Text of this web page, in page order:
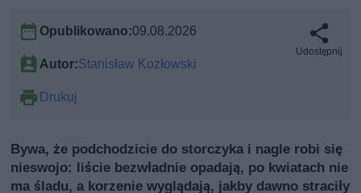
Opublikowano:09.08.2026
Autor:Stanisław Kozłowski
Drukuj
Udostępnij
Bywa, że podchodzicie do storczyka i nagle robi się
nieswojo: liście bezwładnie opadają, po kwiatach nie
ma śladu, a korzenie wyglądają, jakby dawno straciły